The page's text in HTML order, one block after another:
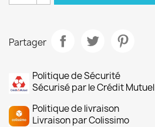
Partager
Politique de Sécurité
Sécurisé par le Crédit Mutuel
Politique de livraison
Livraison par Colissimo